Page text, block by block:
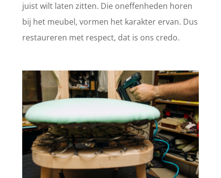
juist wilt laten zitten. Die oneffenheden horen
bij het meubel, vormen het karakter ervan. Dus
restaureren met respect, dat is ons credo.